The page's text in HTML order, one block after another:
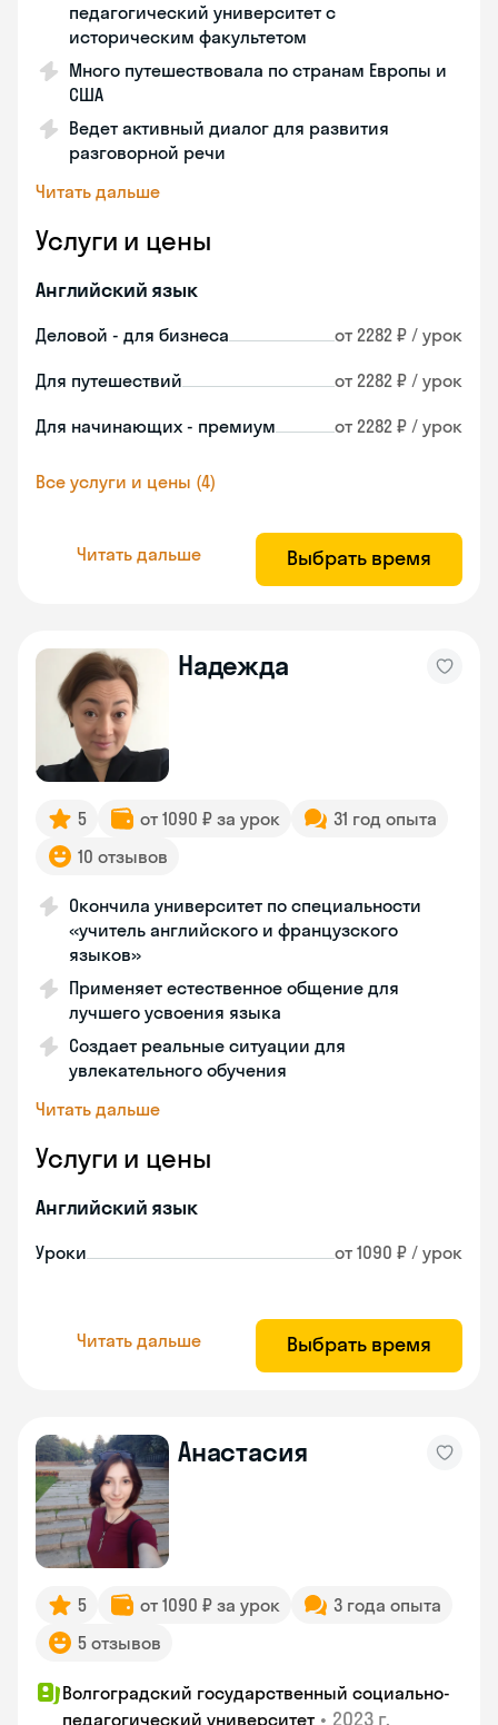
педагогический университет с
историческим факультетом
Много путешествовала по странам Европы и
США
Ведет активный диалог для развития
разговорной речи
Читать дальше
Услуги и цены
Английский язык
Деловой - для бизнеса от 2282 ₽ / урок
Для путешествий от 2282 ₽ / урок
Для начинающих - премиум от 2282 ₽ / урок
Все услуги и цены (4)
Читать дальше Выбрать время
Надежда
5 от 1090 ₽ за урок
31 год опыта
10 отзывов
Окончила университет по специальности
«учитель английского и французского
языков»
Применяет естественное общение для
лучшего усвоения языка
Создает реальные ситуации для
увлекательного обучения
Читать дальше
Услуги и цены
Английский язык
Уроки от 1090 ₽ / урок
Читать дальше Выбрать время
Анастасия
5 от 1090 ₽ за урок
3 года опыта
5 отзывов
Волгоградский государственный социально-
педагогический университет • 2023 г.